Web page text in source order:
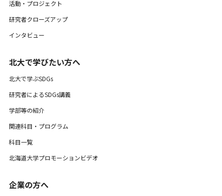
活動・プロジェクト
研究者クローズアップ
インタビュー
北大で学びたい方へ
北大で学ぶSDGs
研究者によるSDGs講義
学部等の紹介
関連科目・プログラム
科目一覧
北海道大学プロモーションビデオ
企業の方へ